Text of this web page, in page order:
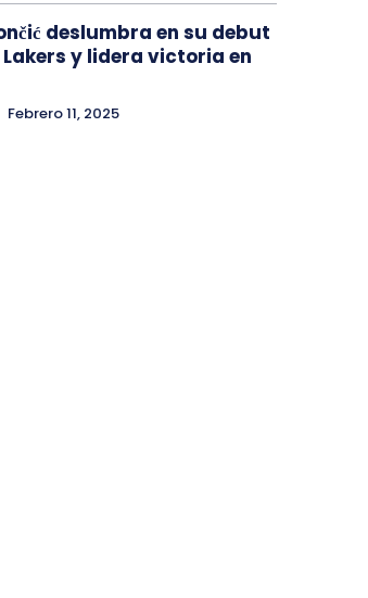
deslumbra en su debut
Lakers y lidera victoria en
Febrero 11, 2025